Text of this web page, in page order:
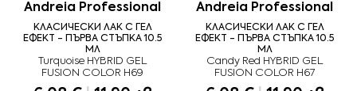
Andreia Professional
КЛАСИЧЕСКИ ЛАК С ГЕЛ
ЕФЕКТ - ПЪРВА СТЪПКА 10.5
МЛ
Turquoise HYBRID GEL
FUSION COLOR H69
Andreia Professional
КЛАСИЧЕСКИ ЛАК С ГЕЛ
ЕФЕКТ - ПЪРВА СТЪПКА 10.5
МЛ
Candy Red HYBRID GEL
FUSION COLOR H67